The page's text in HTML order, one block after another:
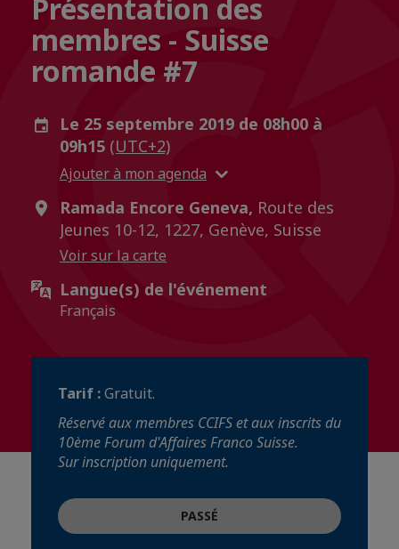
Présentation des
membres - Suisse
romande #7
Le 25 septembre 2019 de 08h00 à
09h15 (UTC+2)
Ajouter à mon agenda
Ramada Encore Geneva, Route des
Jeunes 10-12, 1227, Genève, Suisse
Voir sur la carte
Langue(s) de l'événement
Français
Tarif :Gratuit.
Réservé aux membres CCIFS et aux inscrits du
10ème Forum d'Affaires Franco Suisse.
Sur inscription uniquement.
PASSÉ